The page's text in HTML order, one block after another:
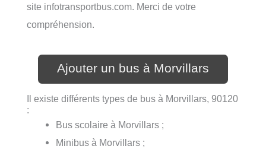
site infotransportbus.com. Merci de votre
compréhension.
Ajouter un bus à Morvillars
Il existe différents types de bus à Morvillars, 90120
:
Bus scolaire à Morvillars ;
Minibus à Morvillars ;